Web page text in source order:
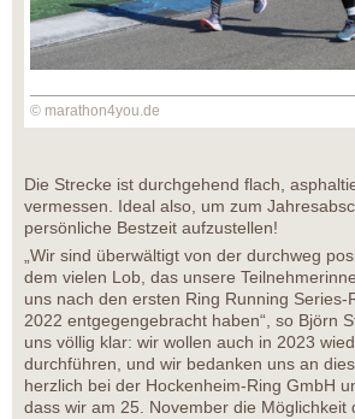
© marathon4you.de
Die Strecke ist durchgehend flach,
vermessen. Ideal also, um zum
persönliche Bestzeit aufzustellen!
„Wir sind überwältigt von der durchweg
dem vielen Lob, das unsere
uns nach den ersten Ring Running Series-
2022 entgegengebracht haben“, so Björn
uns völlig klar: wir wollen auch in 2023
durchführen, und wir bedanken uns an
herzlich bei der Hockenheim-Ring GmbH
dass wir am 25. November die Möglichkeit